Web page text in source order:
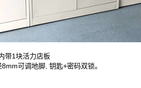
带1块活力店板
可调地脚, 钥匙+密码双锁。